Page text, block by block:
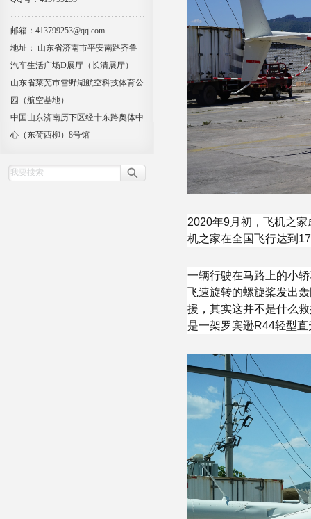
邮箱：413799253@qq.com
地址： 山东省济南市平安南路齐鲁
汽车生活广场D展厅（长清展厅）
山东省莱芜市雪野湖航空科技体育公
园（航空基地）
中国山东济南历下区经十东路奥体中
心（东荷西柳）8号馆
2020年9月初，飞机之
机之家在全国飞行达到
一辆行驶在马路上的小
飞速旋转的螺旋桨发出
援，其实这并不是什么
是一架罗宾逊R44轻型